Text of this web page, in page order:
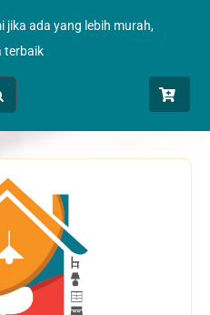
jika ada yang lebih murah,
terbaik